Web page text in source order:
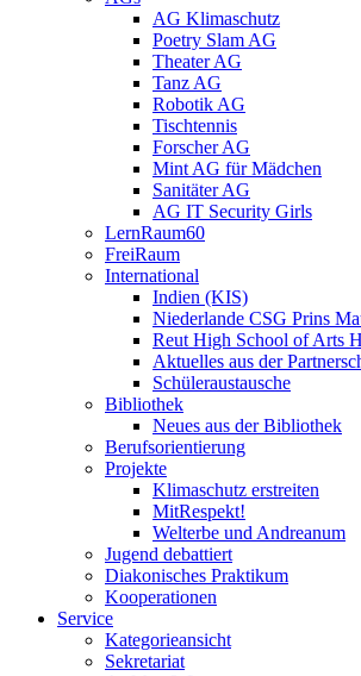
AG Klimaschutz
Poetry Slam AG
Theater AG
Tanz AG
Robotik AG
Tischtennis
Forscher AG
Mint AG für Mädchen
Sanitäter AG
AG IT Security Girls
LernRaum60
FreiRaum
International
Indien (KIS)
Niederlande CSG Prins
Reut High School of Arts
Aktuelles aus der
Schüleraustausche
Bibliothek
Neues aus der Bibliothek
Berufsorientierung
Projekte
Klimaschutz erstreiten
MitRespekt!
Welterbe und Andreanum
Jugend debattiert
Diakonisches Praktikum
Kooperationen
Service
Kategorieansicht
Sekretariat